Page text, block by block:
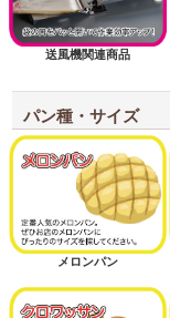
送風機関連商品
パン種・サイズ
メロンパン